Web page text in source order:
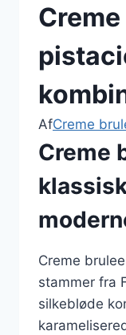
AfCreme
Creme
Creme
stammer fra
silkebløde